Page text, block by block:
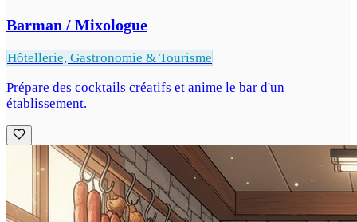
Barman / Mixologue
Hôtellerie, Gastronomie & Tourisme
Prépare des cocktails créatifs et anime le bar d'un
établissement.